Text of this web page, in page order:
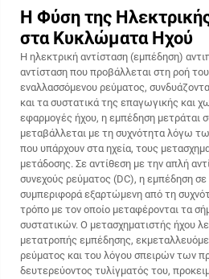
Η Φύση της
στα Κυκλώματα Ηχού
Η ηλεκτρική αντίσταση (εμπέδηση)
αντίσταση που προβάλλεται στη ροή
εναλλασσόμενου ρεύματος,
και τα συστατικά της επαγωγικής και
εφαρμογές ήχου, η εμπέδηση μετράται
μεταβάλλεται με τη συχνότητα λόγω
που υπάρχουν στα ηχεία, τους
μετάδοσης. Σε αντίθεση με την απλή
συνεχούς ρεύματος (DC), η εμπέδηση
συμπεριφορά εξαρτώμενη από τη
τρόπο με τον οποίο μεταφέρονται τα
συστατικών. Ο μετασχηματιστής ήχου
μετατροπής εμπέδησης,
ρεύματος και του λόγου σπειρών των
δευτερεύοντος τυλίγματός του,